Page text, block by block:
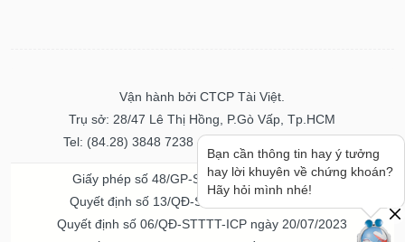
Vận hành bởi CTCP Tài Việt.
Trụ sở: 28/47 Lê Thị Hồng, P.Gò Vấp, Tp.HCM
Tel: (84.28) 3848 7238 - Fax: (84.28) 3848 7237
Giấy phép số 48/GP-STTTT ngày 04/11/2016
Quyết định số 13/QĐ-STTTT ngày 02/11/2017
Quyết định số 06/QĐ-STTTT-ICP ngày 20/07/2023
Bạn cần thông tin hay ý tưởng
hay lời khuyên về chứng khoán?
Hãy hỏi mình nhé!